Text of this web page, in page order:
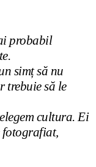
probabil
simț să nu
trebuie să le
cultura. Ei
fotografiat,